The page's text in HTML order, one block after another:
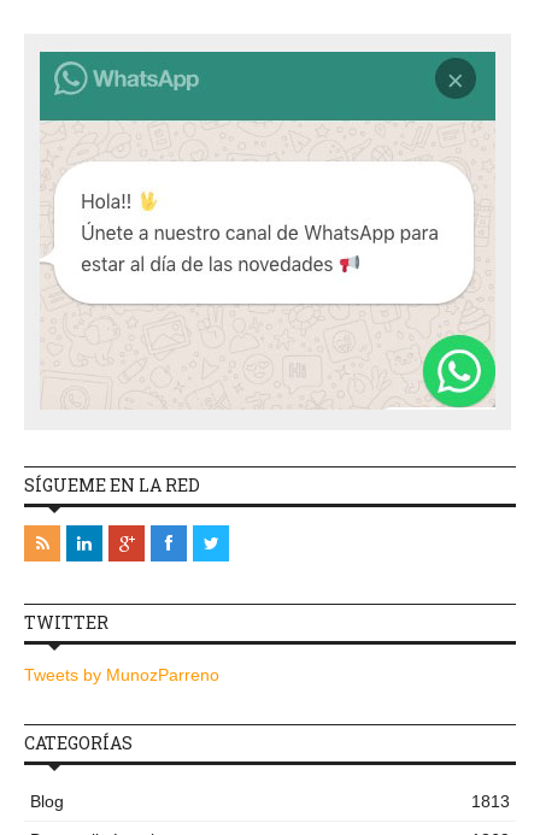
SÍGUEME EN LA RED
TWITTER
Tweets by MunozParreno
CATEGORÍAS
Blog
1813